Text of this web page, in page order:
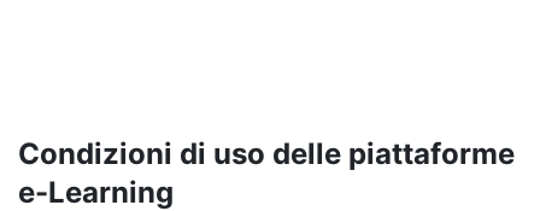
Condizioni di uso delle piattaforme
e-Learning